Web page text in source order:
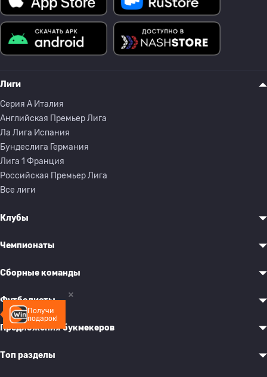
Получи
подарок!
Лиги
Серия A Италия
Английская Премьер Лига
Ла Лига Испания
Бундеслига Германия
Лига 1 Франция
Российская Премьер Лига
Все лиги
Клубы
Чемпионаты
Сборные команды
Футболисты
Предложения букмекеров
Топ разделы